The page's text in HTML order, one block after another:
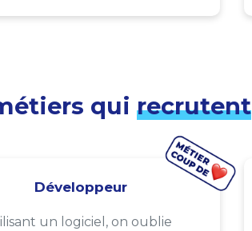
qui recrutent
Développeur
un logiciel, on oublie